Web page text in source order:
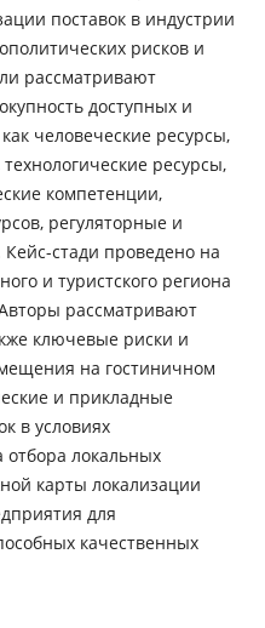
поставок в индустрии
рисков и
рассматривают
доступных и
человеческие ресурсы,
ресурсы,
компетенции,
регуляторные и
стади проведено на
и туристского региона
рассматривают
ключевые риски и
на гостиничном
и прикладные
в условиях
локальных
карты локализации
для
качественных